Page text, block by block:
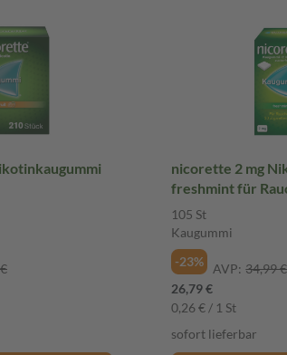
210 St
nicorette 2 mg
freshmint für
Aufhören
105 St
Kaugummi
-23%
AVP: 34,99 €
26,79 €
0,26 € / 1 St
sofort lieferbar